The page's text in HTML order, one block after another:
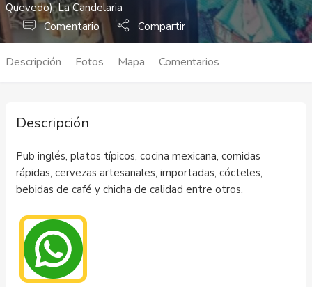
Quevedo), La Candelaria
Comentario
Compartir
Descripción Fotos Mapa Comentarios
Descripción
Pub inglés, platos típicos, cocina mexicana, comidas
rápidas, cervezas artesanales, importadas, cócteles,
bebidas de café y chicha de calidad entre otros.